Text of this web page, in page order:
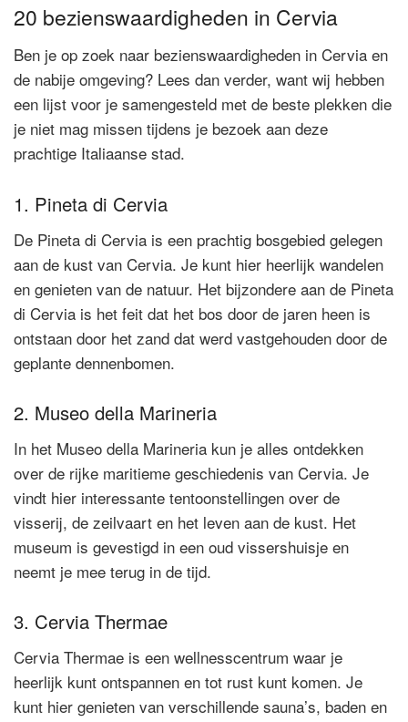
20 bezienswaardigheden in Cervia
Ben je op zoek naar bezienswaardigheden in Cervia en
de nabije omgeving? Lees dan verder, want wij hebben
een lijst voor je samengesteld met de beste plekken die
je niet mag missen tijdens je bezoek aan deze
prachtige Italiaanse stad.
1. Pineta di Cervia
De Pineta di Cervia is een prachtig bosgebied gelegen
aan de kust van Cervia. Je kunt hier heerlijk wandelen
en genieten van de natuur. Het bijzondere aan de Pineta
di Cervia is het feit dat het bos door de jaren heen is
ontstaan door het zand dat werd vastgehouden door de
geplante dennenbomen.
2. Museo della Marineria
In het Museo della Marineria kun je alles ontdekken
over de rijke maritieme geschiedenis van Cervia. Je
vindt hier interessante tentoonstellingen over de
visserij, de zeilvaart en het leven aan de kust. Het
museum is gevestigd in een oud vissershuisje en
neemt je mee terug in de tijd.
3. Cervia Thermae
Cervia Thermae is een wellnesscentrum waar je
heerlijk kunt ontspannen en tot rust kunt komen. Je
kunt hier genieten van verschillende sauna’s, baden en